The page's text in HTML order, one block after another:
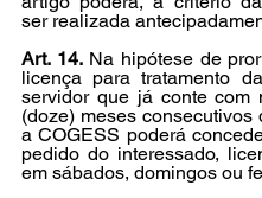
ser realizada
Art. 14. Na hipótese de
licença para tratamento
servidor que já conte com
(doze) meses consecutivos
a COGESS poderá
pedido do interessado,
em sábados, domingos ou